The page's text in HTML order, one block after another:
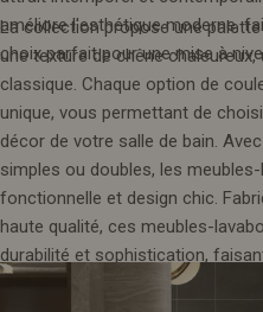
améliore l'esthétique moderne,
choix parfait pour une mise à
La collection propose une
une texture de chêne
classique. Chaque option de
unique, vous permettant de
décor de votre salle de bain.
simples ou doubles, les
fonctionnelle et design chic.
haute qualité, ces meubles-
durabilité et sophistication,
remarquable pour une